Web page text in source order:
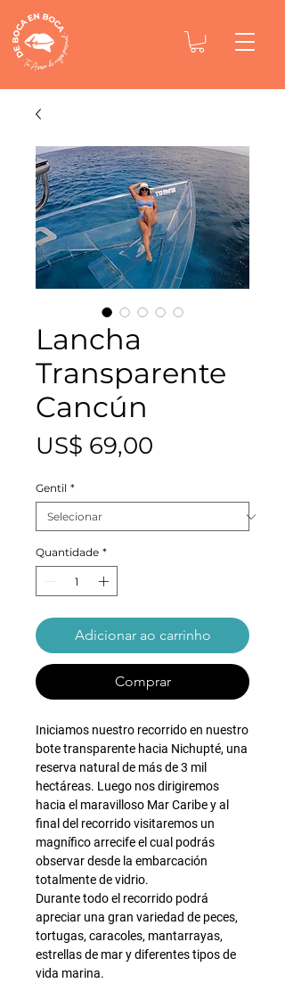
Lancha
Transparente
Cancún
US$ 69,00
Gentil *
Quantidade *
Adicionar ao carrinho
Comprar
Iniciamos nuestro recorrido en nuestro
bote transparente hacia Nichupté, una
reserva natural de más de 3 mil
hectáreas. Luego nos dirigiremos
hacia el maravilloso Mar Caribe y al
final del recorrido visitaremos un
magnífico arrecife el cual podrás
observar desde la embarcación
totalmente de vidrio.
Durante todo el recorrido podrá
apreciar una gran variedad de peces,
tortugas, caracoles, mantarrayas,
estrellas de mar y diferentes tipos de
vida marina.